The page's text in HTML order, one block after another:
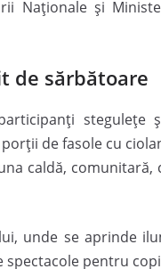
Naționale și
de sărbătoare
stegulețe
de fasole cu
caldă, comunitară,
unde se aprinde
pentru